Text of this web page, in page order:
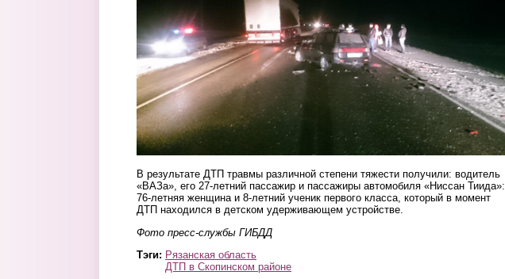
В результате ДТП травмы различной степени тяжести получили: водитель
«ВАЗа», его 27-летний пассажир и пассажиры автомобиля «Ниссан Тиида»:
76-летняя женщина и 8-летний ученик первого класса, который в момент
ДТП находился в детском удерживающем устройстве.
Фото пресс-службы ГИБДД
Тэги: Рязанская область
ДТП в Скопинском районе